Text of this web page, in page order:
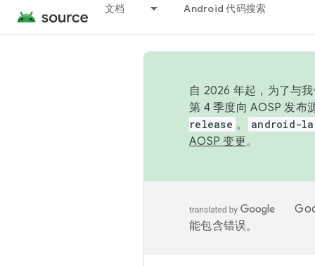
文档 Android 代码搜索
自 2026 年起，为了与
第 4 季度向 AOSP 发布
release 。 android-
AOSP 变更。
能包含错误。